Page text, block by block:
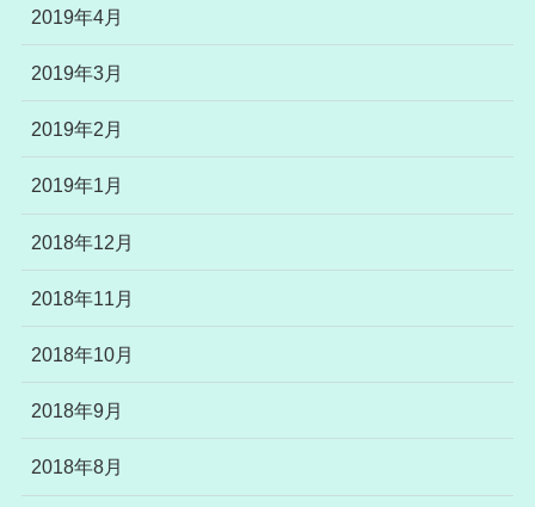
2019年4月
2019年3月
2019年2月
2019年1月
2018年12月
2018年11月
2018年10月
2018年9月
2018年8月